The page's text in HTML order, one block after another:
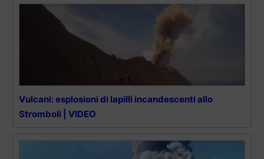
Vulcani: esplosioni di lapilli incandescenti allo
Stromboli | VIDEO